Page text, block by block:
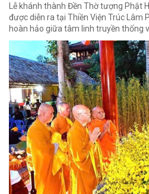
Lễ khánh thành Đền Thờ tượng Phật
được diễn ra tại Thiền Viện Trúc Lâm
hoàn hảo giữa tâm linh truyền thống